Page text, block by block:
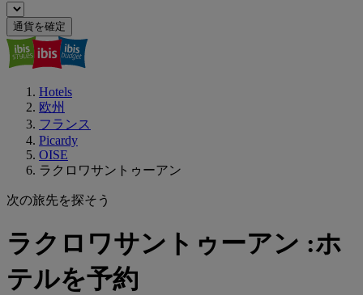
通貨を確定
Hotels
欧州
フランス
Picardy
OISE
ラクロワサントゥーアン
次の旅先を探そう
ラクロワサントゥーアン :ホ
テルを予約